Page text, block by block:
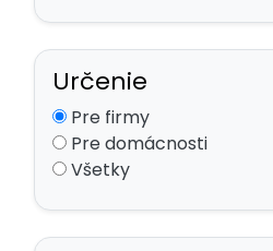
Určenie
Pre firmy
Pre domácnosti
Všetky